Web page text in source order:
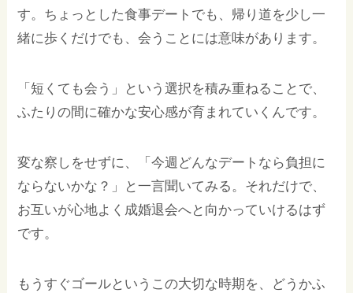
す。ちょっとした食事デートでも、帰り道を少し一
緒に歩くだけでも、会うことには意味があります。
「短くても会う」という選択を積み重ねることで、
ふたりの間に確かな安心感が育まれていくんです。
変な察しをせずに、「今週どんなデートなら負担に
ならないかな？」と一言聞いてみる。それだけで、
お互いが心地よく成婚退会へと向かっていけるはず
です。
もうすぐゴールというこの大切な時期を、どうかふ